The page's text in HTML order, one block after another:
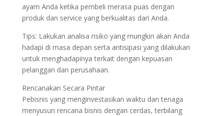
ayam Anda ketika pembeli merasa puas dengan
produk dan service yang berkualitas dari Anda.
Tips: Lakukan analisa risiko yang mungkin akan Anda
hadapi di masa depan serta antisipasi yang dilakukan
untuk menghadapinya terkait dengan kepuasan
pelanggan dan perusahaan.
Rencanakan Secara Pintar
Pebisnis yang menginvestasikan waktu dan tenaga
menyusun rencana bisnis dengan cerdas, terbilang